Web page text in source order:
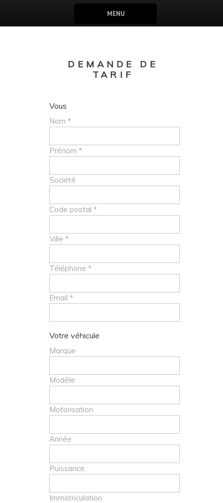
MENU
DEMANDE DE
TARIF
Vous
Nom *
Prénom *
Société
Code postal *
Ville *
Téléphone *
Email *
Votre véhicule
Marque
Modèle
Motorisation
Année
Puissance
Immatriculation